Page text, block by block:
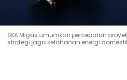
SKK Migas umumkan percepatan
strategi jaga ketahanan energi